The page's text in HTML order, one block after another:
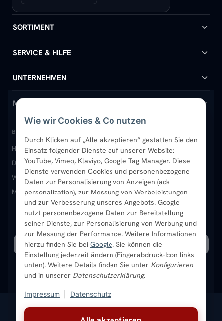
Wie wir Cookies & Co nutzen
Durch Klicken auf „Alle akzeptieren“ gestatten Sie den
Einsatz folgender Dienste auf unserer Website:
YouTube, Vimeo, Klaviyo, Google Tag Manager. Diese
Dienste verwenden Cookies und personenbezogene
Daten zur Personalisierung von Anzeigen (ads
personalization), zur Messung von Werbeleistungen
und zur Verbesserung unseres Angebots. Google
nutzt personenbezogene Daten zur Bereitstellung
seiner Dienste, zur Personalisierung von Werbung und
zur Messung der Performance. Weitere Informationen
hierzu finden Sie bei Google. Sie können die
Einstellung jederzeit ändern (Fingerabdruck-Icon links
unten). Weitere Details finden Sie unter Konfigurieren
und in unserer Datenschutzerklärung.
Impressum Datenschutz
SORTIMENT
Badheizkörper
Handtuchheizkörper
Design-Heizkörper
Paneelheizkörper
Vertikal-Heizkörper
Heizkörper-Zubehör
SERVICE & HILFE
Hilfe & Kontakt
Versand & Lieferung
Rückgabe & Widerruf
Garantie & Gewährleistung
Montageservice vor Ort
Sendung verfolgen
UNTERNEHMEN
Wir über uns
Standort & Abholung Jüchen
B2B-Kunden
Karriere
Ratgeber
Bestpreisgarantie
MEIN KONTO
Anmelden / Mein Konto
Merkliste
Newsletter
Aktuelle Angebote
BELIEBTE KATEGORIEN
Heizkörper kaufenBadheizkörperHandtuchheizkörper
Design-HeizkörperPaneelheizkörperVertikal-Heizkörper
Wandheizkörper Wohnraum-Heizkörper Badheizkörper Schwarz
Mischbetrieb-HeizkörperHeizkörper-ZubehörAktuelle Angebote
SICHERE ZAHLUNG VERSAND MIT